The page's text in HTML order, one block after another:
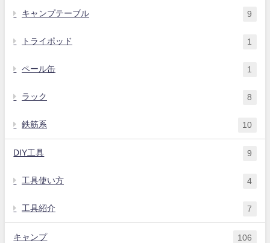
キャンプテーブル 9
トライポッド 1
ペール缶 1
ラック 8
鉄筋系 10
DIY工具 9
工具使い方 4
工具紹介 7
キャンプ 106